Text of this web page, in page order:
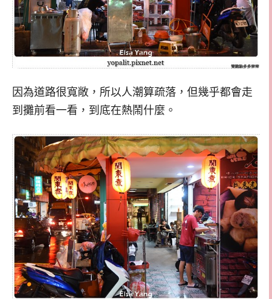
因為道路很寬敞，所以人潮算疏落，但幾乎都會走
到攤前看一看，到底在熱鬧什麼。